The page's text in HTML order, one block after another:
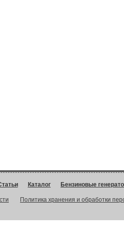
Каталог Бензиновые
Политика хранения и обработки